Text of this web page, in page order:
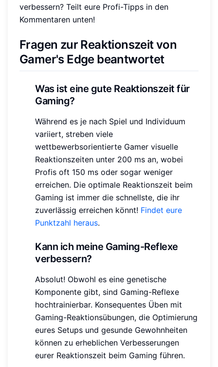
verbessern? Teilt eure Profi-Tipps in den
Kommentaren unten!
Fragen zur Reaktionszeit von
Gamer's Edge beantwortet
Was ist eine gute Reaktionszeit für
Gaming?
Während es je nach Spiel und Individuum
variiert, streben viele
wettbewerbsorientierte Gamer visuelle
Reaktionszeiten unter 200 ms an, wobei
Profis oft 150 ms oder sogar weniger
erreichen. Die optimale Reaktionszeit beim
Gaming ist immer die schnellste, die ihr
zuverlässig erreichen könnt! Findet eure
Punktzahl heraus.
Kann ich meine Gaming-Reflexe
verbessern?
Absolut! Obwohl es eine genetische
Komponente gibt, sind Gaming-Reflexe
hochtrainierbar. Konsequentes Üben mit
Gaming-Reaktionsübungen, die Optimierung
eures Setups und gesunde Gewohnheiten
können zu erheblichen Verbesserungen
eurer Reaktionszeit beim Gaming führen.